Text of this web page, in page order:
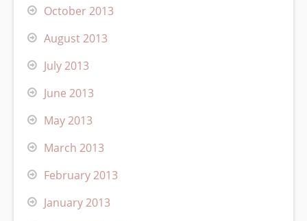
October 2013
August 2013
July 2013
June 2013
May 2013
March 2013
February 2013
January 2013